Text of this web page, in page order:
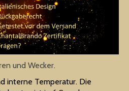
und Wecker.
interne Temperatur. Die